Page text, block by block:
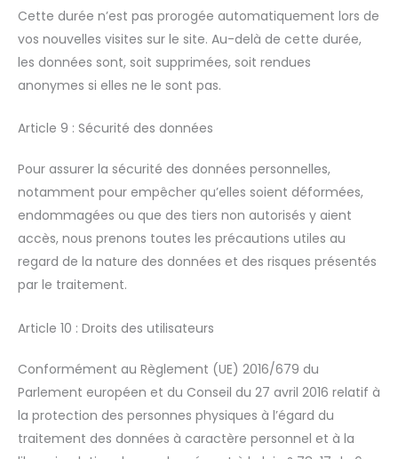
Cette durée n’est pas prorogée automatiquement lors de
vos nouvelles visites sur le site. Au-delà de cette durée,
les données sont, soit supprimées, soit rendues
anonymes si elles ne le sont pas.
Article 9 : Sécurité des données
Pour assurer la sécurité des données personnelles,
notamment pour empêcher qu’elles soient déformées,
endommagées ou que des tiers non autorisés y aient
accès, nous prenons toutes les précautions utiles au
regard de la nature des données et des risques présentés
par le traitement.
Article 10 : Droits des utilisateurs
Conformément au Règlement (UE) 2016/679 du
Parlement européen et du Conseil du 27 avril 2016 relatif à
la protection des personnes physiques à l’égard du
traitement des données à caractère personnel et à la